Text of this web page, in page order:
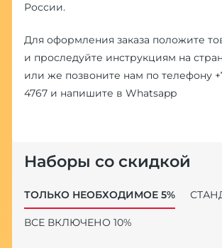
России.
Для оформления заказа положите
и проследуйте инструкциям на
или же позвоните нам по телефону
4767и напишите в Whatsapp
Наборы со скидкой
ТОЛЬКО НЕОБХОДИМОЕ 5%
ВСЕ ВКЛЮЧЕНО 10%